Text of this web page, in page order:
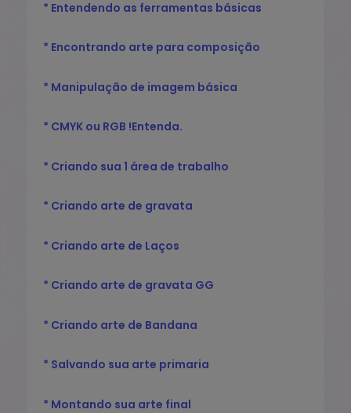
* Entendendo as ferramentas básicas
* Encontrando arte para composição
* Manipulação de imagem básica
* CMYK ou RGB !Entenda.
* Criando sua 1 área de trabalho
* Criando arte de gravata
* Criando arte de Laços
*​ Criando arte de gravata GG
*​ Criando arte de Bandana
* Salvando sua arte primaria
* Montando sua arte final